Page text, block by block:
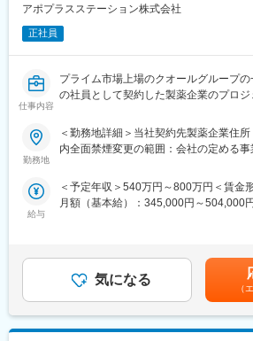
※プロジェクトの状況によっては、選考
ェクトが出るまで保留）となる場合もご
変更の範囲：会社の定める業務
籍も視野に入れた内容で案件を受注し
客からの信頼が厚いためです。
CSOは本部のバックアップ体制が何よ
ェクトマネージャーが管理する営業は約
も可能です。また、クライアント・社
制度により、キャリアや年収アップに
■基本的に稼働率は100%：常時、待機
よう隙間なくアサインをしています。
えて運営を行っているからこそ実現が
みの部分です。
アポプラスステーション株式会社
正社員
仕事内容
プライム市場上場のクオールグループ
の社員として契約した製薬企業のプロジ
ックメーカーなどプロジェクトは多岐
経験を活かせる環境が整っています。
■営業スタイル：担当エリアの医療機関
用情報を収集を行っていただきます。
・新薬のプロモーション
※プロジェクトマネージャー、スーパー
活動についてフォローを受けられる環境
し、素早くフォローができる体制をと
■組織：約600名のコントラクトMRが
じめ、役員クラスが元MR出身のため
勤務地
＜勤務地詳細＞当社契約先製薬企業住
内全面禁煙変更の範囲：会社の定める事
給与
＜予定年収＞540万円～800万円＜賃金
月額（基本給）：345,000円～504,000
す。※その他の手当は「待遇・福利厚生
給：年1回★頑張りに応じて年収UP★赴
年収をUPできます。（年2回業績給改
の金額であり、選考を通じて上下する
額)は固定手当を含めた表記です。
気になる
（